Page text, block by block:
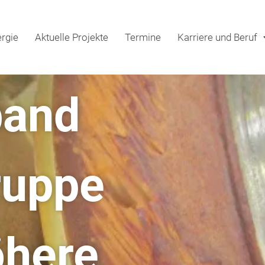
Aktuelle Projekte Termine Karriere und Beruf